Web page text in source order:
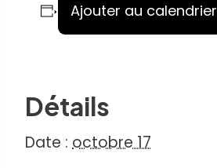
Ajouter au calendrier
Détails
Date : octobre 17